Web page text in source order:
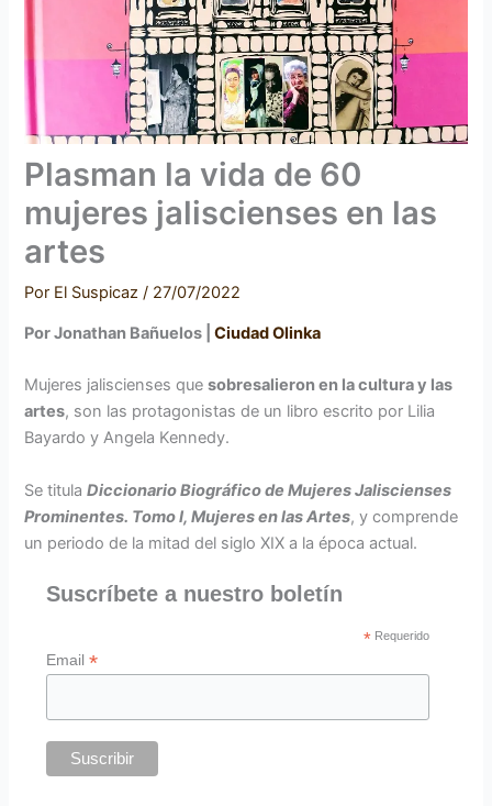
Plasman la vida de 60
mujeres jaliscienses en las
artes
Por El Suspicaz / 27/07/2022
Por Jonathan Bañuelos |Ciudad Olinka
Mujeres jaliscienses quesobresalieron en la cultura y las
artes, son las protagonistas de un libro escrito por Lilia
Bayardo y Angela Kennedy.
Se titulaDiccionario Biográfico de Mujeres Jaliscienses
Prominentes. Tomo I, Mujeres en las Artes, y comprende
un periodo de la mitad del siglo XIX a la época actual.
Suscríbete a nuestro boletín
* Requerido
Email*